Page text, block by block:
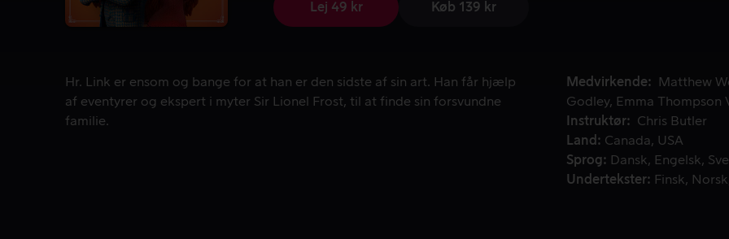
Lej 49 kr Køb 139 kr
Hr. Link er ensom og bange for at han er den sidste af sin art. Han får hjælp af eventyrer og ekspert i myter Sir
Hr. Link er ensom og bange for at han er den sidste af sin art. Han får hjælp
af eventyrer og ekspert i myter Sir Lionel Frost, til at finde sin forsvundne
familie.
Medvirkende Matthew
Godley
Emma Thompson
Instruktør
Chris Butler
Land
Canada
USA
Sprog
Dansk Engelsk
Undertekster
Finsk Norsk